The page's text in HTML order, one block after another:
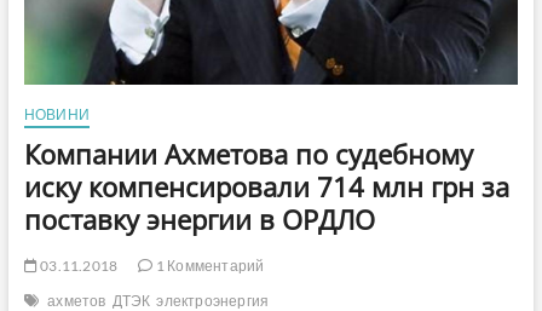
НОВИНИ
Компании Ахметова по судебному
иску компенсировали 714 млн грн за
поставку энергии в ОРДЛО
03.11.2018
1 Комментарий
ахметов ДТЭК электроэнергия